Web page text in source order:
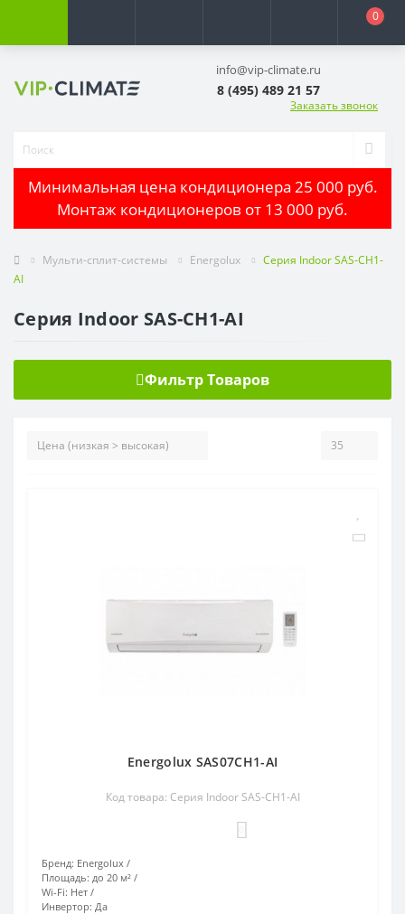
0
info@vip-climate.ru
8 (495) 489 21 57
Заказать звонок
Минимальная цена кондиционера 25 000 руб.
Монтаж кондиционеров от 13 000 руб.
Мульти-сплит-системы Energolux
Серия Indoor SAS-CH1-
AI
Серия Indoor SAS-CH1-AI
Фильтр Товаров
Energolux SAS07CH1-AI
Код товара: Серия Indoor SAS-CH1-AI
Бренд: Energolux
Площадь: до 20 м²
Wi-Fi: Нет
Инвертор: Да